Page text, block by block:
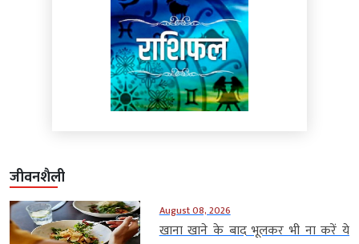
जीवनशैली
August 08, 2026
खाना खाने के बाद भूलकर भी ना करें ये